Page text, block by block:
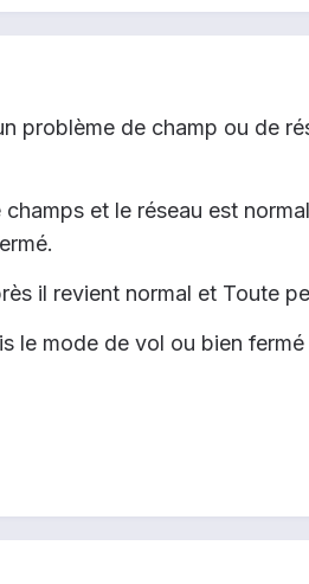
problème de champ ou de
et le réseau est
il revient normal et Toute
le mode de vol ou bien